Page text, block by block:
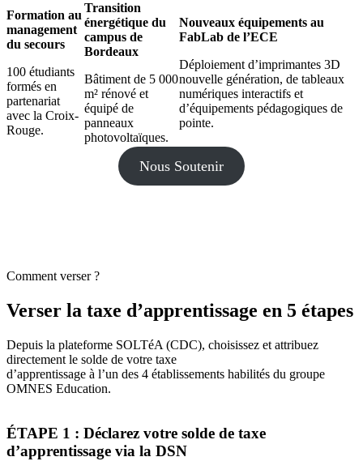
Formation au
management
du secours
100 étudiants
formés en
partenariat
avec la Croix-
Rouge.
Transition
énergétique du
campus de
Bordeaux
Bâtiment de 5 000
m² rénové et
équipé de
panneaux
photovoltaïques.
Nouveaux équipements au
FabLab de l’ECE
Déploiement d’imprimantes 3D
nouvelle génération, de tableaux
numériques interactifs et
d’équipements pédagogiques de
pointe.
Nous Soutenir
Comment verser ?
Verser la taxe d’apprentissage en 5 étapes
Depuis la plateforme SOLTéA (CDC), choisissez et attribuez
directement le solde de votre taxe
d’apprentissage à l’un des 4 établissements habilités du groupe
OMNES Education.
ÉTAPE 1 : Déclarez votre solde de taxe
d’apprentissage via la DSN